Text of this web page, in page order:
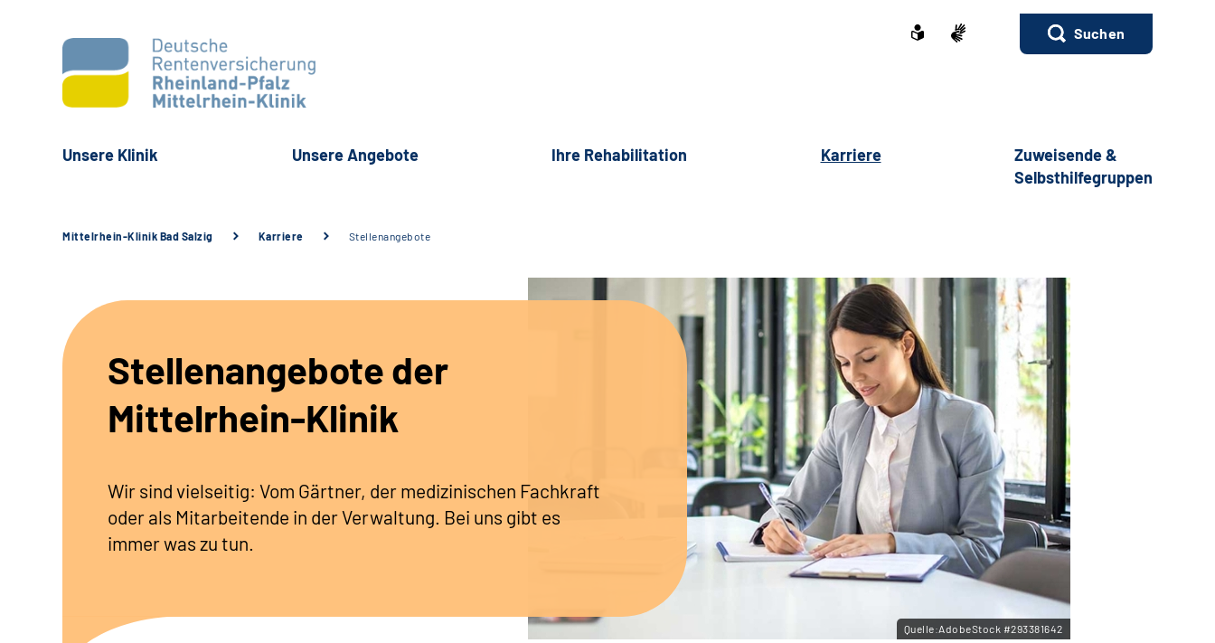
Suchen
Unsere Klinik Unsere Angebote Ihre Rehabilitation Karriere
Zuweisende &
Selbsthilfegruppen
Mittelrhein-Klinik Bad Salzig Karriere Stellenangebote
Stellenangebote der
Mittelrhein-Klinik
Wir sind vielseitig: Vom Gärtner, der medizinischen Fachkraft
oder als Mitarbeitende in der Verwaltung. Bei uns gibt es
immer was zu tun.
Quelle:AdobeStock #293381642